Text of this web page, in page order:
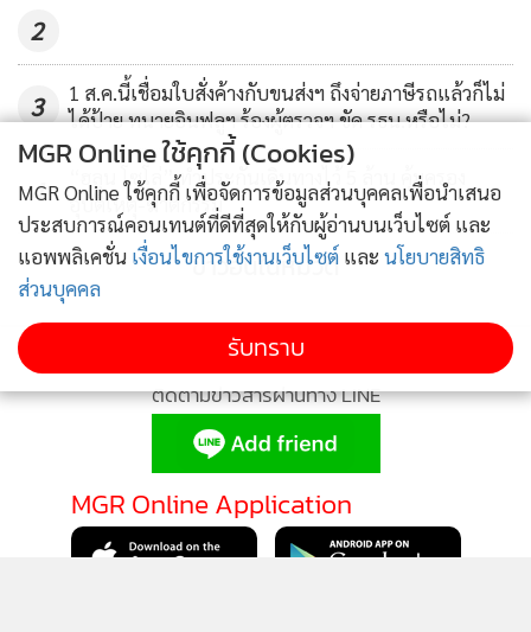
2
3
1 ส.ค.นี้เชื่อมใบสั่งค้างกับขนส่งฯ ถึงจ่ายภาษีรถแล้วก็ไม่
ได้ป้าย ทนายอินฟลูฯ ร้องผู้ตรวจฯ ขัด รธน.หรือไม่?
4
“ฮลุน โซโล่” ทำประกันเดินทางไว้ 5 ล้าน คุ้มครอง
อุบัติเหตุ-ฆาตกรรม
ข่าวอื่นในหมวด
ติดตามข่าวสารผ่านทาง LINE
MGR Online Application
MGR Online ใช้คุกกี้ (Cookies)
MGR Online ใช้คุกกี้ เพื่อจัดการข้อมูลส่วนบุคคลเพื่อนำเสนอ
ประสบการณ์คอนเทนต์ที่ดีที่สุดให้กับผู้อ่านบนเว็บไซต์ และ
แอพพลิเคชั่น เงื่อนไขการใช้งานเว็บไซต์ และ นโยบายสิทธิ
ส่วนบุคคล
รับทราบ